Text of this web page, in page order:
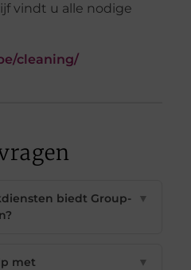
vindt u alle nodige
cleaning/
biedt Group-
▼
met
▼